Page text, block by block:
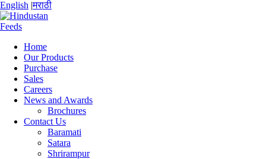
English |मराठी
Home
Our Products
Purchase
Sales
Careers
News and Awards
Brochures
Contact Us
Baramati
Satara
Shrirampur
Home
Ayub B Shaikh
CV-A. B. Shaikh_07-11-25
CV-A. B. Shaikh_07-11-25
CV-A. B. Shaikh_07-11-25